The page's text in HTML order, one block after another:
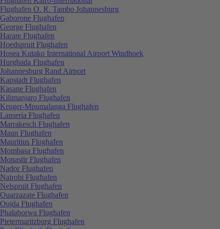
Flughafen O. R. Tambo Johannesburg
Gaborone Flughafen
George Flughafen
Harare Flughafen
Hoedspruit Flughafen
Hosea Kutako International Airport Windhoek
Hurghada Flughafen
Johannesburg Rand Airport
Kapstadt Flughafen
Kasane Flughafen
Kilimanjaro Flughafen
Kruger-Mpumalanga Flughafen
Lanseria Flughafen
Marrakesch Flughafen
Maun Flughafen
Mauritius Flughafen
Mombasa Flughafen
Monastir Flughafen
Nador Flughafen
Nairobi Flughafen
Nelspruit Flughafen
Ouarzazate Flughafen
Oujda Flughafen
Phalaborwa Flughafen
Pietermaritzburg Flughafen